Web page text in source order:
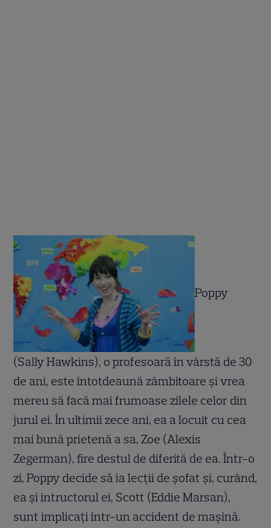
Poppy
(Sally Hawkins), o profesoară în vârstă de 30
de ani, este întotdeaună zâmbitoare şi vrea
mereu să facă mai frumoase zilele celor din
jurul ei. În ultimii zece ani, ea a locuit cu cea
mai bună prietenă a sa, Zoe (Alexis
Zegerman), fire destul de diferită de ea. Într-o
zi, Poppy decide să ia lecţii de şofat şi, curând,
ea şi intructorul ei, Scott (Eddie Marsan),
sunt implicaţi într-un accident de maşină.